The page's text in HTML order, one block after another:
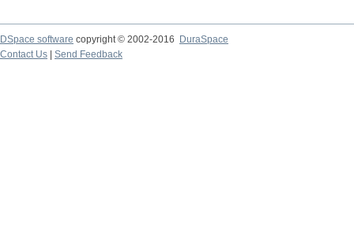
DSpace software copyright © 2002-2016
DuraSpace
Contact Us
Send Feedback